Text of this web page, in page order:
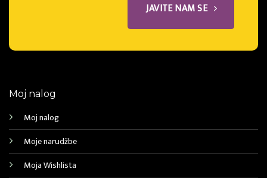
JAVITE NAM SE
Moj nalog
Moj nalog
Moje narudžbe
Moja Wishlista